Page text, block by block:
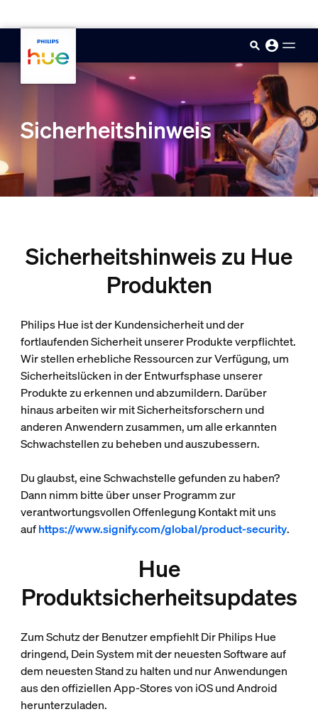
Sicherheitshinweis
Sicherheitshinweis zu Hue
Produkten
Philips Hue ist der Kundensicherheit und der
fortlaufenden Sicherheit unserer Produkte verpflichtet.
Wir stellen erhebliche Ressourcen zur Verfügung, um
Sicherheitslücken in der Entwurfsphase unserer
Produkte zu erkennen und abzumildern. Darüber
hinaus arbeiten wir mit Sicherheitsforschern und
anderen Anwendern zusammen, um alle erkannten
Schwachstellen zu beheben und auszubessern.
Du glaubst, eine Schwachstelle gefunden zu haben?
Dann nimm bitte über unser Programm zur
verantwortungsvollen Offenlegung Kontakt mit uns
aufhttps://www.signify.com/global/product-security.
Hue
Produktsicherheitsupdates
Zum Schutz der Benutzer empfiehlt Dir Philips Hue
dringend, Dein System mit der neuesten Software auf
dem neuesten Stand zu halten und nur Anwendungen
aus den offiziellen App-Stores von iOS und Android
herunterzuladen.